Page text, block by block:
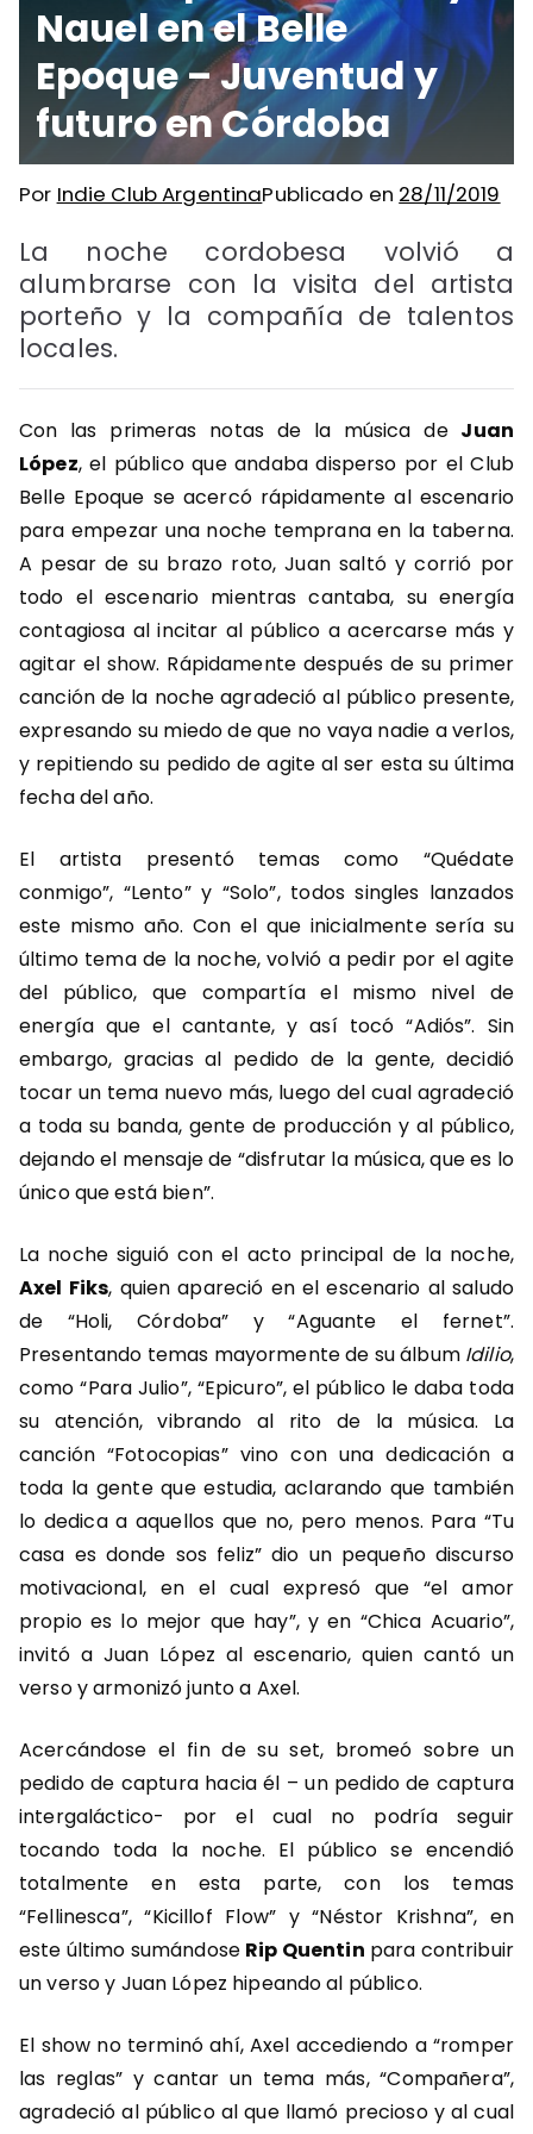
Nauel en el Belle
Epoque – Juventud y
futuro en Córdoba
Por Indie Club ArgentinaPublicado en 28/11/2019
La noche cordobesa volvió a
alumbrarse con la visita del artista
porteño y la compañía de talentos
locales.
Con las primeras notas de la música de Juan
López, el público que andaba disperso por el Club
Belle Epoque se acercó rápidamente al escenario
para empezar una noche temprana en la taberna.
A pesar de su brazo roto, Juan saltó y corrió por
todo el escenario mientras cantaba, su energía
contagiosa al incitar al público a acercarse más y
agitar el show. Rápidamente después de su primer
canción de la noche agradeció al público presente,
expresando su miedo de que no vaya nadie a verlos,
y repitiendo su pedido de agite al ser esta su última
fecha del año.
El artista presentó temas como “Quédate
conmigo”, “Lento” y “Solo”, todos singles lanzados
este mismo año. Con el que inicialmente sería su
último tema de la noche, volvió a pedir por el agite
del público, que compartía el mismo nivel de
energía que el cantante, y así tocó “Adiós”. Sin
embargo, gracias al pedido de la gente, decidió
tocar un tema nuevo más, luego del cual agradeció
a toda su banda, gente de producción y al público,
dejando el mensaje de “disfrutar la música, que es lo
único que está bien”.
La noche siguió con el acto principal de la noche,
Axel Fiks, quien apareció en el escenario al saludo
de “Holi, Córdoba” y “Aguante el fernet”.
Presentando temas mayormente de su álbum Idilio,
como “Para Julio”, “Epicuro”, el público le daba toda
su atención, vibrando al rito de la música. La
canción “Fotocopias” vino con una dedicación a
toda la gente que estudia, aclarando que también
lo dedica a aquellos que no, pero menos. Para “Tu
casa es donde sos feliz” dio un pequeño discurso
motivacional, en el cual expresó que “el amor
propio es lo mejor que hay”, y en “Chica Acuario”,
invitó a Juan López al escenario, quien cantó un
verso y armonizó junto a Axel.
Acercándose el fin de su set, bromeó sobre un
pedido de captura hacia él – un pedido de captura
intergaláctico- por el cual no podría seguir
tocando toda la noche. El público se encendió
totalmente en esta parte, con los temas
“Fellinesca”, “Kicillof Flow” y “Néstor Krishna”, en
este último sumándose Rip Quentin para contribuir
un verso y Juan López hipeando al público.
El show no terminó ahí, Axel accediendo a “romper
las reglas” y cantar un tema más, “Compañera”,
agradeció al público al que llamó precioso y al cual